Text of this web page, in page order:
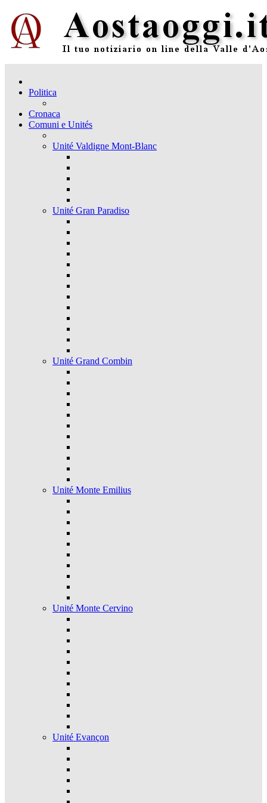
Politica
Cronaca
Comuni e Unités
Unité Valdigne Mont-Blanc
Unité Gran Paradiso
Unité Grand Combin
Unité Monte Emilius
Unité Monte Cervino
Unité Evançon